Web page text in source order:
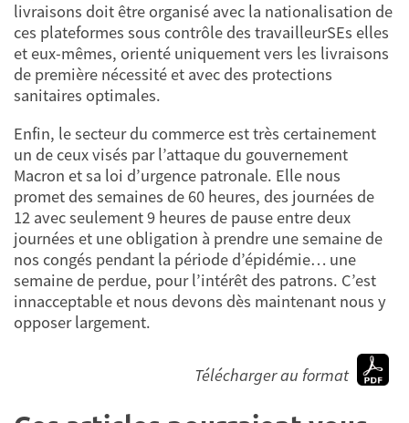
livraisons doit être organisé avec la nationalisation de
ces plateformes sous contrôle des travailleurSEs elles
et eux-mêmes, orienté uniquement vers les livraisons
de première nécessité et avec des protections
sanitaires optimales.
Enfin, le secteur du commerce est très certainement
un de ceux visés par l’attaque du gouvernement
Macron et sa loi d’urgence patronale. Elle nous
promet des semaines de 60 heures, des journées de
12 avec seulement 9 heures de pause entre deux
journées et une obligation à prendre une semaine de
nos congés pendant la période d’épidémie… une
semaine de perdue, pour l’intérêt des patrons. C’est
innacceptable et nous devons dès maintenant nous y
opposer largement.
Télécharger au format